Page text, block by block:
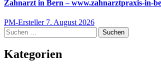
Zahnarzt in Bern – www.zahnarztpraxis-in-
PM-Ersteller 7. August 2026
Suchen
nach:
Kategorien